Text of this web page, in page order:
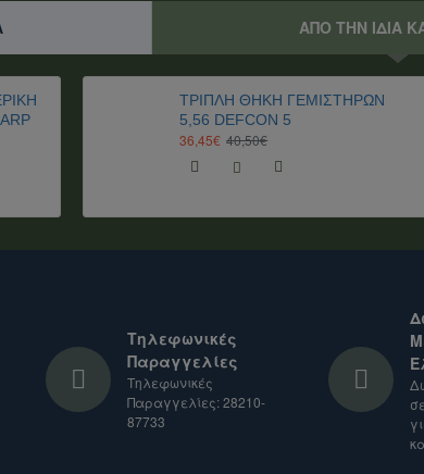
διευκρίνιση.
ΑΠΟ ΤΗΝ ΙΔΙΑ
TΡΙΠΛΗ ΘΗΚΗ ΓΕΜΙΣΤΗΡΩΝ
5,56 DEFCON 5
36,45€ 40,50€
Τηλεφωνικές
Παραγγελίες
Τηλεφωνικές
Παραγγελίες: 28210-
87733